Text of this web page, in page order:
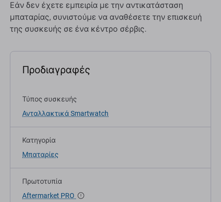
Εάν δεν έχετε εμπειρία με την αντικατάσταση
μπαταρίας, συνιστούμε να αναθέσετε την επισκευή
της συσκευής σε ένα κέντρο σέρβις.
Προδιαγραφές
Τύπος συσκευής
Ανταλλακτικά Smartwatch
Κατηγορία
Μπαταρίες
Πρωτοτυπία
Aftermarket PRO